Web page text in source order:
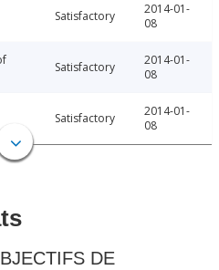
Satisfactory
2014-01-
08
Satisfactory
2014-01-
08
Satisfactory
2014-01-
08
DE